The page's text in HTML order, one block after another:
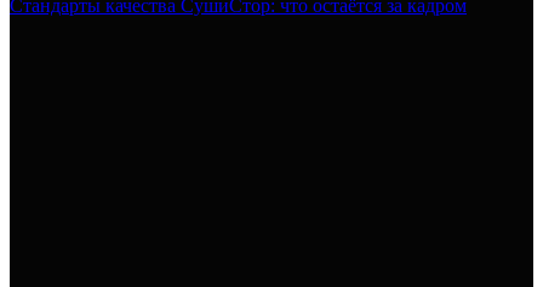
Стандарты качества СушиСтор: что остаётся за кадром